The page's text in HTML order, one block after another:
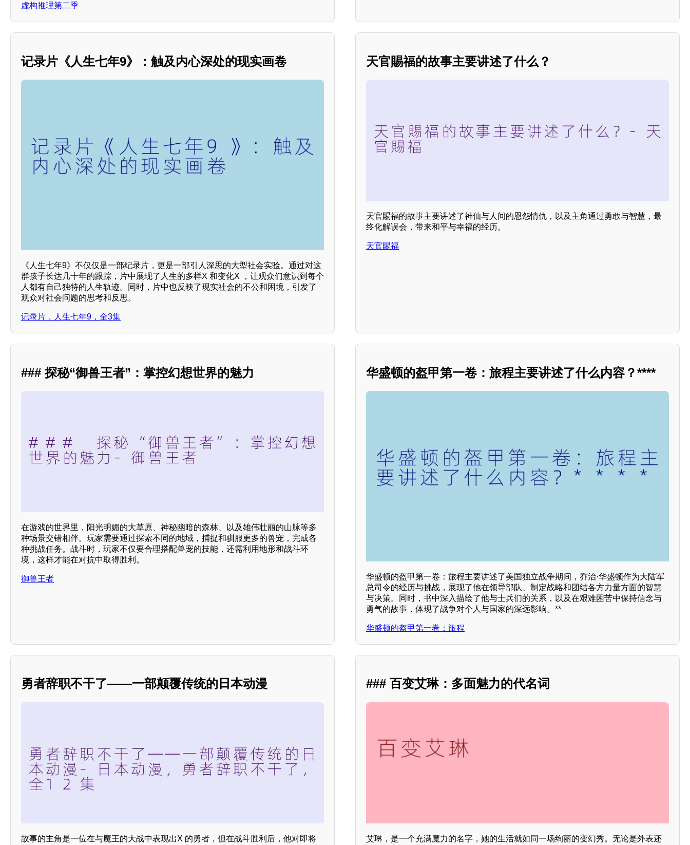
虚构推理第二季
记录片《人生七年9》：触及内心深处的现实画卷
《人生七年9》不仅仅是一部纪录片，更是一部引人深思的大型社会实验。通过对这
群孩子长达几十年的跟踪，片中展现了人生的多样X 和变化X ，让观众们意识到每个
人都有自己独特的人生轨迹。同时，片中也反映了现实社会的不公和困境，引发了
观众对社会问题的思考和反思。
记录片，人生七年9，全3集
天官賜福的故事主要讲述了什么？
天官賜福的故事主要讲述了神仙与人间的恩怨情仇，以及主角通过勇敢与智慧，最
终化解误会，带来和平与幸福的经历。
天官賜福
### 探秘“御兽王者”：掌控幻想世界的魅力
在游戏的世界里，阳光明媚的大草原、神秘幽暗的森林、以及雄伟壮丽的山脉等多
种场景交错相伴。玩家需要通过探索不同的地域，捕捉和驯服更多的兽宠，完成各
种挑战任务。战斗时，玩家不仅要合理搭配兽宠的技能，还需利用地形和战斗环
境，这样才能在对抗中取得胜利。
御兽王者
华盛顿的盔甲第一卷：旅程主要讲述了什么内容？****
华盛顿的盔甲第一卷：旅程主要讲述了美国独立战争期间，乔治·华盛顿作为大陆军
总司令的经历与挑战，展现了他在领导部队、制定战略和团结各方力量方面的智慧
与决策。同时，书中深入描绘了他与士兵们的关系，以及在艰难困苦中保持信念与
勇气的故事，体现了战争对个人与国家的深远影响。**
华盛顿的盔甲第一卷：旅程
勇者辞职不干了——一部颠覆传统的日本动漫
故事的主角是一位在与魔王的大战中表现出X 的勇者，但在战斗胜利后，他对即将
### 百变艾琳：多面魅力的代名词
艾琳，是一个充满魔力的名字，她的生活就如同一场绚丽的变幻秀。无论是外表还